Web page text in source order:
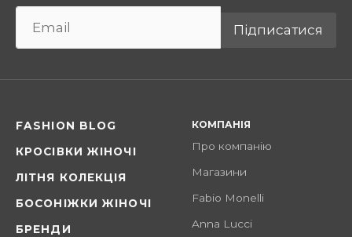
Підписатися
FASHION BLOG
КРОСІВКИ ЖІНОЧІ
ЛІТНЯ КОЛЕКЦІЯ
БОСОНІЖКИ ЖІНОЧІ
БРЕНДИ
КОМПАНІЯ
Про компанію
Магазини
Fabio Monelli
Anna Lucci